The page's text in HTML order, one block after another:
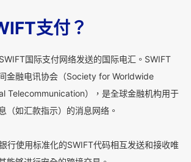
支付？
国际支付网络发送的国际电汇。SWIFT
金融电讯协会（Society for Worldwide
Telecommunication），是全球金融机构用于
（如汇款指示）的消息网络。
行使用标准化的SWIFT代码相互发送和接收唯